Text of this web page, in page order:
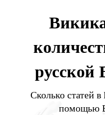
русской
Сколько статей
помощью